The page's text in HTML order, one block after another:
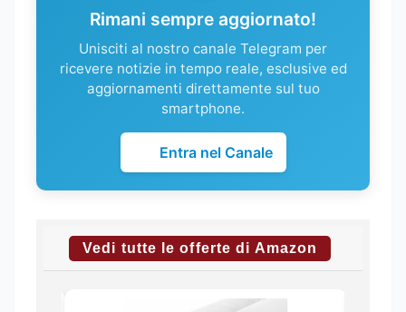
Rimani sempre aggiornato!
Unisciti al nostro canale Telegram per
ricevere notizie in tempo reale, esclusive ed
aggiornamenti direttamente sul tuo
smartphone.
Entra nel Canale